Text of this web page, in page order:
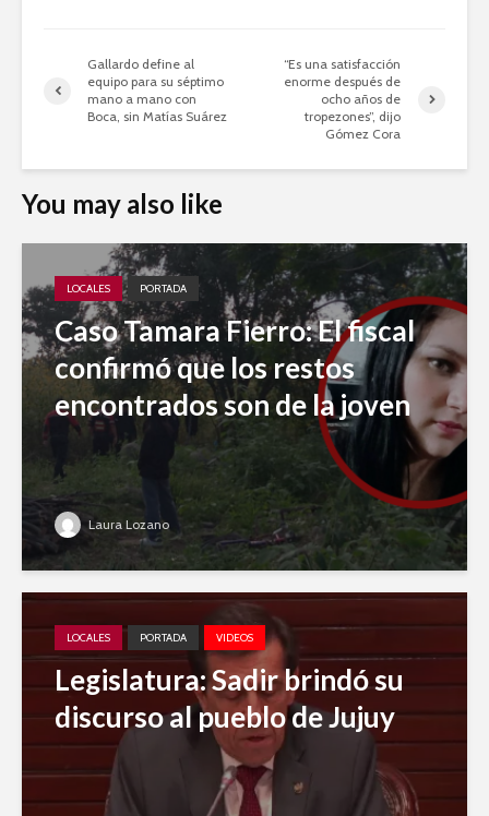
Gallardo define al
equipo para su séptimo
mano a mano con
Boca, sin Matías Suárez
“Es una satisfacción
enorme después de
ocho años de
tropezones”, dijo
Gómez Cora
You may also like
LOCALES PORTADA
Caso Tamara Fierro: El fiscal
confirmó que los restos
encontrados son de la joven
Laura Lozano
LOCALES PORTADA VIDEOS
Legislatura: Sadir brindó su
discurso al pueblo de Jujuy